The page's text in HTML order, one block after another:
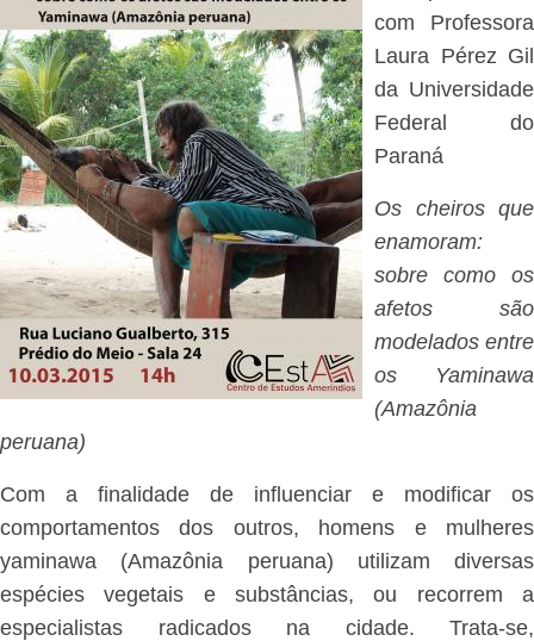
com Professora
Laura Pérez Gil
da Universidade
Federal do
Paraná
Os cheiros que
enamoram:
sobre como os
afetos são
modelados entre
os Yaminawa
(Amazônia
peruana)
Com a finalidade de influenciar e modificar os
comportamentos dos outros, homens e mulheres
yaminawa (Amazônia peruana) utilizam diversas
espécies vegetais e substâncias, ou recorrem a
especialistas radicados na cidade. Trata-se,